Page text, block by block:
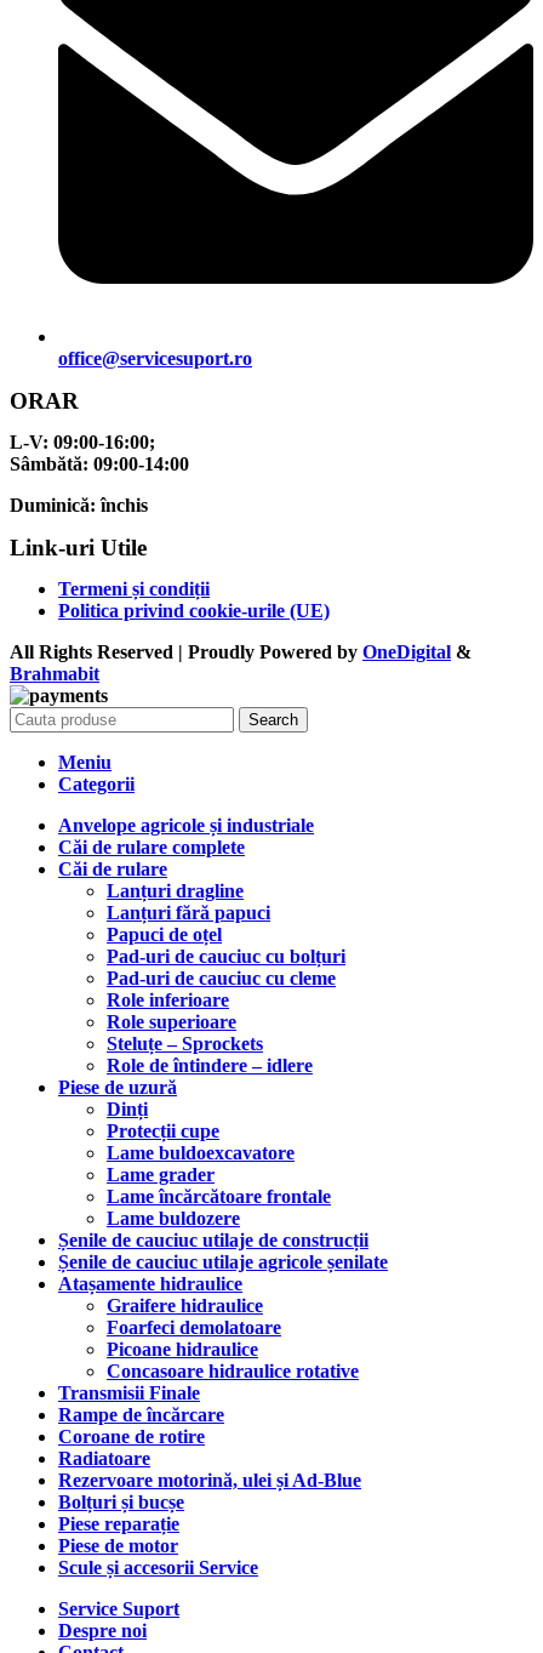
office@servicesuport.ro
ORAR
L-V: 09:00-16:00;
Sâmbătă: 09:00-14:00
Duminică: închis
Link-uri Utile
Termeni și condiții
Politica privind cookie-urile (UE)
All Rights Reserved | Proudly Powered by OneDigital &
Brahmabit
Search
Meniu
Categorii
Anvelope agricole și industriale
Căi de rulare complete
Căi de rulare
Lanțuri dragline
Lanțuri fără papuci
Papuci de oțel
Pad-uri de cauciuc cu bolțuri
Pad-uri de cauciuc cu cleme
Role inferioare
Role superioare
Steluțe – Sprockets
Role de întindere – idlere
Piese de uzură
Dinți
Protecții cupe
Lame buldoexcavatore
Lame grader
Lame încărcătoare frontale
Lame buldozere
Șenile de cauciuc utilaje de construcții
Șenile de cauciuc utilaje agricole șenilate
Atașamente hidraulice
Graifere hidraulice
Foarfeci demolatoare
Picoane hidraulice
Concasoare hidraulice rotative
Transmisii Finale
Rampe de încărcare
Coroane de rotire
Radiatoare
Rezervoare motorină, ulei și Ad-Blue
Bolțuri și bucșe
Piese reparație
Piese de motor
Scule și accesorii Service
Service Suport
Despre noi